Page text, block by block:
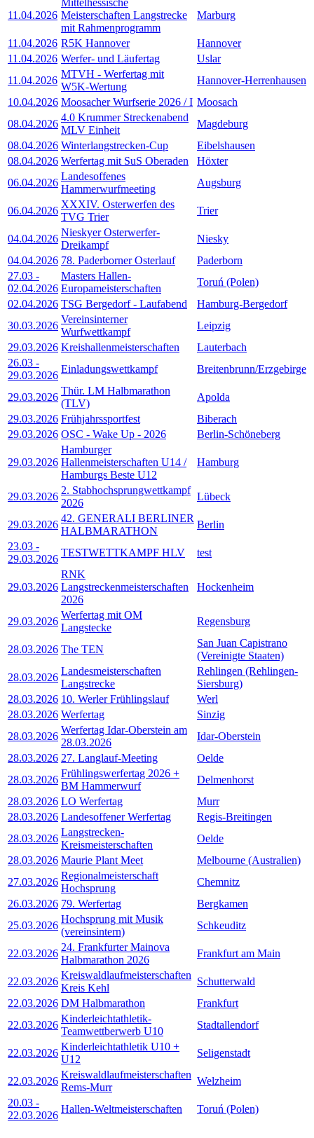
11.04.2026 Meisterschaften Langstrecke
mit Rahmenprogramm
Marburg
11.04.2026 R5K Hannover
Hannover
11.04.2026 Werfer- und Läufertag
Uslar
11.04.2026
MTVH - Werfertag mit
W5K-Wertung
Hannover-Herrenhausen
10.04.2026 Moosacher Wurfserie 2026 / I Moosach
08.04.2026
4.0 Krummer Streckenabend
MLV Einheit
Magdeburg
08.04.2026 Winterlangstrecken-Cup
Eibelshausen
08.04.2026 Werfertag mit SuS Oberaden
Höxter
06.04.2026
Landesoffenes
Hammerwurfmeeting
Augsburg
06.04.2026
XXXIV. Osterwerfen des
TVG Trier
Trier
04.04.2026
Nieskyer Osterwerfer-
Dreikampf
Niesky
04.04.2026 78. Paderborner Osterlauf
Paderborn
27.03 -
02.04.2026
Masters Hallen-
Europameisterschaften
Toruń (Polen)
02.04.2026 TSG Bergedorf - Laufabend
Hamburg-Bergedorf
30.03.2026
Vereinsinterner
Wurfwettkampf
Leipzig
29.03.2026 Kreishallenmeisterschaften
Lauterbach
26.03 -
29.03.2026
Einladungswettkampf Breitenbrunn/Erzgebirge
29.03.2026
Thür. LM Halbmarathon
(TLV)
Apolda
29.03.2026 Frühjahrssportfest
Biberach
29.03.2026 OSC - Wake Up - 2026 Berlin-Schöneberg
29.03.2026
Hamburger
Hallenmeisterschaften U14 /
Hamburgs Beste U12
Hamburg
29.03.2026
2. Stabhochsprungwettkampf
2026
Lübeck
29.03.2026
42. GENERALI BERLINER
HALBMARATHON
Berlin
23.03 -
29.03.2026
TESTWETTKAMPF HLV test
29.03.2026
RNK
Langstreckenmeisterschaften
2026
Hockenheim
29.03.2026
Werfertag mit OM
Langstecke
Regensburg
28.03.2026 The TEN
San Juan Capistrano
(Vereinigte Staaten)
28.03.2026
Landesmeisterschaften
Langstrecke
Rehlingen (Rehlingen-
Siersburg)
28.03.2026 10. Werler Frühlingslauf
Werl
28.03.2026 Werfertag
Sinzig
28.03.2026
Werfertag Idar-Oberstein am
28.03.2026
Idar-Oberstein
28.03.2026 27. Langlauf-Meeting
Oelde
28.03.2026
Frühlingswerfertag 2026 +
BM Hammerwurf
Delmenhorst
28.03.2026 LO Werfertag
Murr
28.03.2026 Landesoffener Werfertag
Regis-Breitingen
28.03.2026
Langstrecken-
Kreismeisterschaften
Oelde
28.03.2026 Maurie Plant Meet
Melbourne (Australien)
27.03.2026
Regionalmeisterschaft
Hochsprung
Chemnitz
26.03.2026 79. Werfertag
Bergkamen
25.03.2026
Hochsprung mit Musik
(vereinsintern)
Schkeuditz
22.03.2026
24. Frankfurter Mainova
Halbmarathon 2026
Frankfurt am Main
22.03.2026
Kreiswaldlaufmeisterschaften
Kreis Kehl
Schutterwald
22.03.2026 DM Halbmarathon
Frankfurt
22.03.2026
Kinderleichtathletik-
Teamwettberwerb U10
Stadtallendorf
22.03.2026
Kinderleichtathletik U10 +
U12
Seligenstadt
22.03.2026
Kreiswaldlaufmeisterschaften
Rems-Murr
Welzheim
20.03 -
22.03.2026
Hallen-Weltmeisterschaften Toruń (Polen)